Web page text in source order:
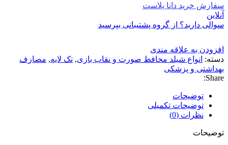
سفارش خرید دانا پلاست
آنلاین
سوالی دارید؟ از گروه پشتیبانی بپرسید
افزودن به علاقه مندی
دسته: انواع شیلد محافظ صورت و نقاب بازی, تک لایه, مصارف
بهداشتی و پزشکی
Share:
توضیحات
توضیحات تکمیلی
نظرات (0)
توضیحات